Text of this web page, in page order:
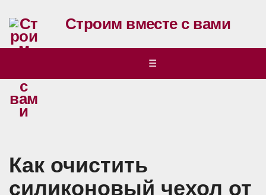
Строим вместе с вами
☰
Как очистить
силиконовый чехол от